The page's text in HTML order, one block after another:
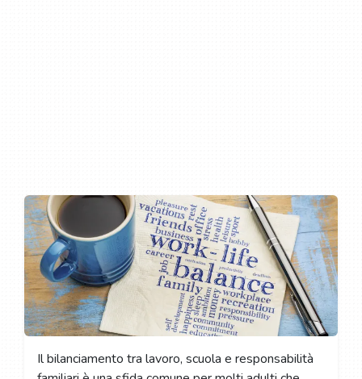
Il bilanciamento tra lavoro, scuola e responsabilità